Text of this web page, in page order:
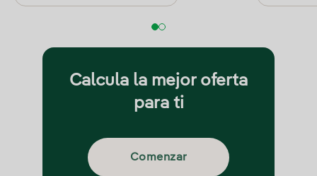
Calcula la mejor oferta
para ti
Comenzar